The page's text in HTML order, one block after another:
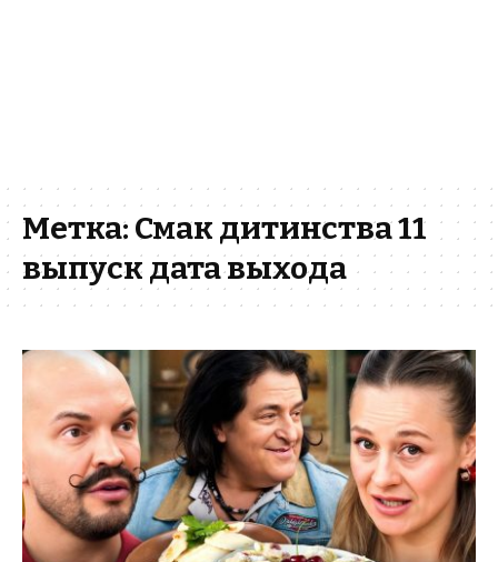
Метка: Смак дитинства 11
выпуск дата выхода